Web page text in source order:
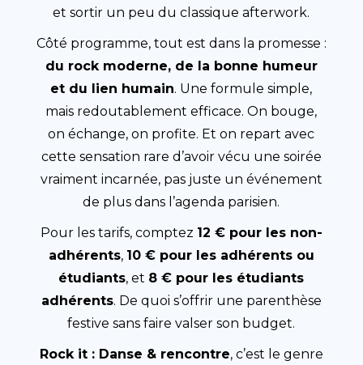
et sortir un peu du classique afterwork.
Côté programme, tout est dans la promesse :
du rock moderne, de la bonne humeur
et du lien humain. Une formule simple,
mais redoutablement efficace. On bouge,
on échange, on profite. Et on repart avec
cette sensation rare d’avoir vécu une soirée
vraiment incarnée, pas juste un événement
de plus dans l’agenda parisien.
Pour les tarifs, comptez 12 € pour les non-
adhérents, 10 € pour les adhérents ou
étudiants, et 8 € pour les étudiants
adhérents. De quoi s’offrir une parenthèse
festive sans faire valser son budget.
Rock it : Danse & rencontre, c’est le genre